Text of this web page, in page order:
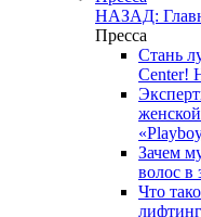
НАЗАД:
Пресса
Стань
Center!
Зачем
волос в
Что